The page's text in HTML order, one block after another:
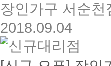
장인가구 서순
2018.09.04